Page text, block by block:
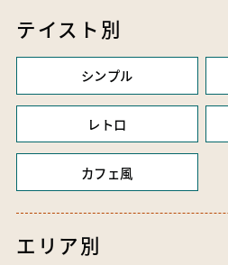
テイスト別
シンプル
レトロ
カフェ風
エリア別